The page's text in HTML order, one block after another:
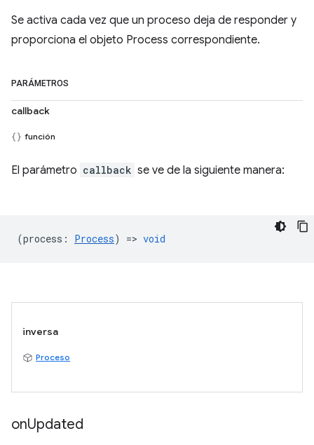
Se activa cada vez que un proceso deja de responder y
proporciona el objeto Process correspondiente.
PARÁMETROS
callback
función
El parámetro callback se ve de la siguiente manera:
(process : Process) => void
inversa
Proceso
onUpdated